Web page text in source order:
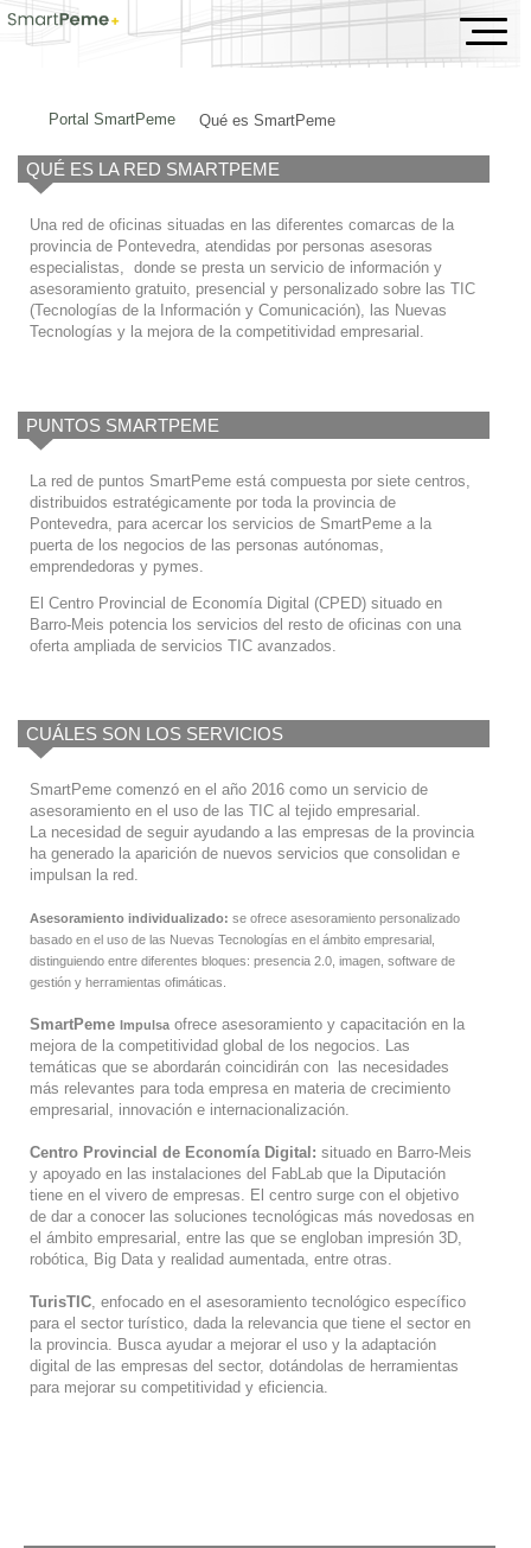
Qué es SmartPeme
Portal SmartPeme Qué es SmartPeme
QUÉ ES LA RED SMARTPEME
Una red de oficinas situadas en las diferentes comarcas de la
provincia de Pontevedra, atendidas por personas asesoras
especialistas, donde se presta un servicio de información y
asesoramiento gratuito, presencial y personalizado sobre las TIC
(Tecnologías de la Información y Comunicación), las Nuevas
Tecnologías y la mejora de la competitividad empresarial.
PUNTOS SMARTPEME
La red de puntos SmartPeme está compuesta por siete centros,
distribuidos estratégicamente por toda la provincia de
Pontevedra, para acercar los servicios de SmartPeme a la
puerta de los negocios de las personas autónomas,
emprendedoras y pymes.
El Centro Provincial de Economía Digital (CPED) situado en
Barro-Meis potencia los servicios del resto de oficinas con una
oferta ampliada de servicios TIC avanzados.
CUÁLES SON LOS SERVICIOS
SmartPeme comenzó en el año 2016 como un servicio de
asesoramiento en el uso de las TIC al tejido empresarial.
La necesidad de seguir ayudando a las empresas de la provincia
ha generado la aparición de nuevos servicios que consolidan e
impulsan la red.
Asesoramiento individualizado: se ofrece asesoramiento personalizado
basado en el uso de las Nuevas Tecnologías en el ámbito empresarial,
distinguiendo entre diferentes bloques: presencia 2.0, imagen, software de
gestión y herramientas ofimáticas.
SmartPeme Impulsa ofrece asesoramiento y capacitación en la
mejora de la competitividad global de los negocios. Las
temáticas que se abordarán coincidirán con las necesidades
más relevantes para toda empresa en materia de crecimiento
empresarial, innovación e internacionalización.
Centro Provincial de Economía Digital: situado en Barro-Meis
y apoyado en las instalaciones del FabLab que la Diputación
tiene en el vivero de empresas. El centro surge con el objetivo
de dar a conocer las soluciones tecnológicas más novedosas en
el ámbito empresarial, entre las que se engloban impresión 3D,
robótica, Big Data y realidad aumentada, entre otras.
TurisTIC , enfocado en el asesoramiento tecnológico específico
para el sector turístico, dada la relevancia que tiene el sector en
la provincia. Busca ayudar a mejorar el uso y la adaptación
digital de las empresas del sector, dotándolas de herramientas
para mejorar su competitividad y eficiencia.